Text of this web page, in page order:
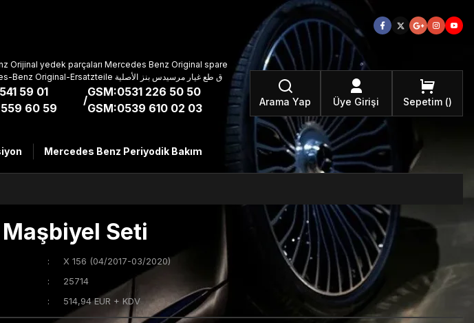
Orijinal yedek parçaları Mercedes Benz Original spare
parts Mercedes-Benz Original-Ersatzteile ق طع غيار مرسيدس بنز الأصلية
59 01
559 60 59
/
GSM:0531 226 50 50
GSM:0539 610 02 03
Arama Yap Üye Girişi Sepetim
Mercedes Benz Periyodik Bakım
Seti
X 156 (04/2017-03/2020)
25714
514,94 EUR + KDV